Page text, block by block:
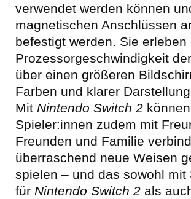
verwendet werden können
magnetischen Anschlüssen
befestigt werden. Sie erleben
Prozessorgeschwindigkeit
über einen größeren
Farben und klarer
Mit Nintendo Switch 2
Spieler:innen zudem mit
Freunden und Familie
überraschend neue Weisen
spielen – und das sowohl mit
für Nintendo Switch 2 als